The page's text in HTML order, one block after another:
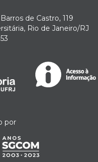
de Castro, 119
Rio de Janeiro/RJ
por